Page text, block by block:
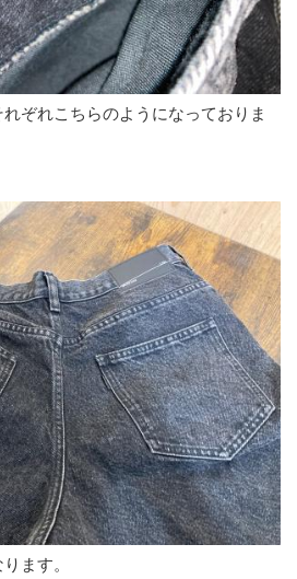
ぞれこちらのようになっておりま
ます。